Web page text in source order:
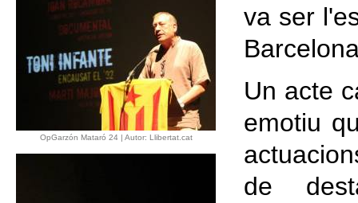
OpGarzón Mataró 24 | Autor: Llibertat.cat
va ser
Un acte
emotiu
de